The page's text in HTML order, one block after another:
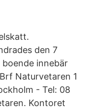
den 7
innebär
Naturvetaren 1
- Tel: 08
Kontoret